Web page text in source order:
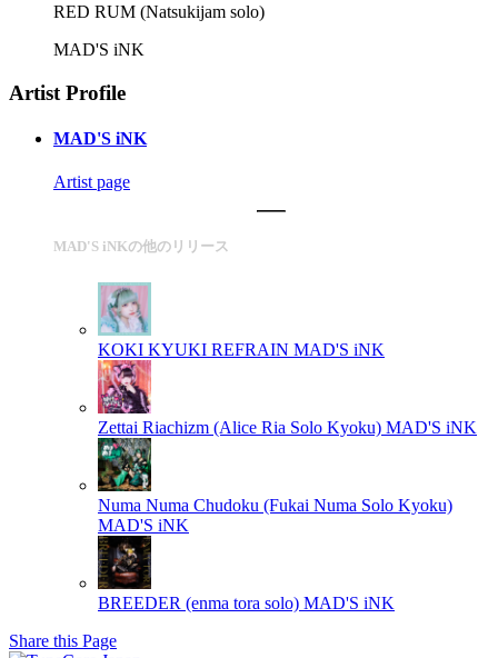
RED RUM (Natsukijam solo)
MAD'S iNK
Artist Profile
MAD'S iNK
Artist page
MAD'S iNKの他のリリース
KOKI KYUKI REFRAIN MAD'S iNK
Zettai Riachizm (Alice Ria Solo Kyoku) MAD'S iNK
Numa Numa Chudoku (Fukai Numa Solo Kyoku)
MAD'S iNK
BREEDER (enma tora solo) MAD'S iNK
Share this Page